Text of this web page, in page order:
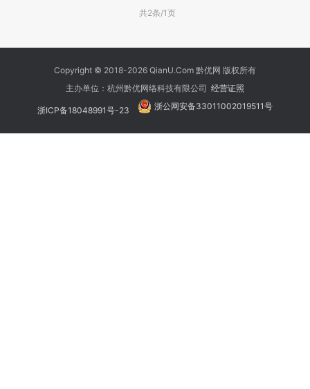
共2条/1页
Copyright © 2018-2026 QianU.Com 黔优网 版权所有
主办单位：杭州黔优网络科技有限公司 经营证照
浙ICP备18048991号-23 浙公网安备33011002019511号